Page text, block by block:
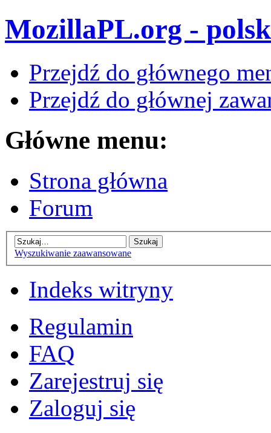
MozillaPL.org -
Przejdź do głównego
Przejdź do głównej
Główne menu:
Strona główna
Forum
Wyszukiwanie zaawansowane
Indeks witryny
Regulamin
FAQ
Zarejestruj się
Zaloguj się